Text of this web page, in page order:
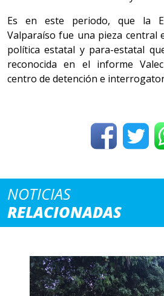
Es en este periodo, que la
Valparaíso fue una pieza central
política estatal y para-estatal
reconocida en el informe
centro de detención e
NOTICIAS
RELACIONADAS